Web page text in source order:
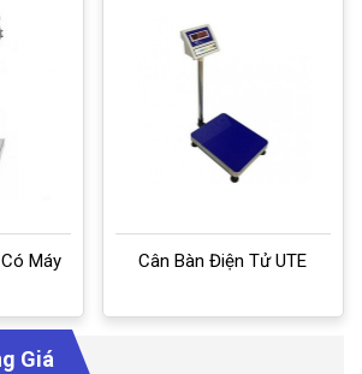
Máy
Cân Bàn Điện Tử UTE
Giá